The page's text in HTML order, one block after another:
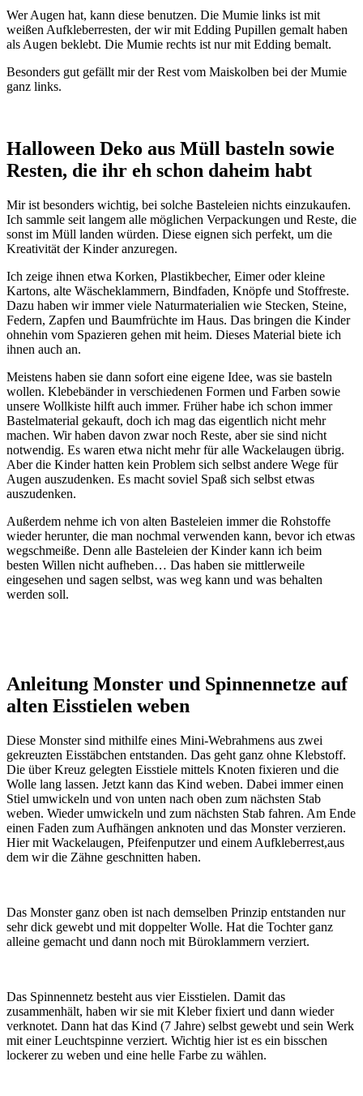
Wer Augen hat, kann diese benutzen. Die Mumie links ist mit
weißen Aufkleberresten, der wir mit Edding Pupillen gemalt haben
als Augen beklebt. Die Mumie rechts ist nur mit Edding bemalt.
Besonders gut gefällt mir der Rest vom Maiskolben bei der Mumie
ganz links.
Halloween Deko aus Müll basteln sowie
Resten, die ihr eh schon daheim habt
Mir ist besonders wichtig, bei solche Basteleien nichts einzukaufen.
Ich sammle seit langem alle möglichen Verpackungen und Reste, die
sonst im Müll landen würden. Diese eignen sich perfekt, um die
Kreativität der Kinder anzuregen.
Ich zeige ihnen etwa Korken, Plastikbecher, Eimer oder kleine
Kartons, alte Wäscheklammern, Bindfaden, Knöpfe und Stoffreste.
Dazu haben wir immer viele Naturmaterialien wie Stecken, Steine,
Federn, Zapfen und Baumfrüchte im Haus. Das bringen die Kinder
ohnehin vom Spazieren gehen mit heim. Dieses Material biete ich
ihnen auch an.
Meistens haben sie dann sofort eine eigene Idee, was sie basteln
wollen. Klebebänder in verschiedenen Formen und Farben sowie
unsere Wollkiste hilft auch immer. Früher habe ich schon immer
Bastelmaterial gekauft, doch ich mag das eigentlich nicht mehr
machen. Wir haben davon zwar noch Reste, aber sie sind nicht
notwendig. Es waren etwa nicht mehr für alle Wackelaugen übrig.
Aber die Kinder hatten kein Problem sich selbst andere Wege für
Augen auszudenken. Es macht soviel Spaß sich selbst etwas
auszudenken.
Außerdem nehme ich von alten Basteleien immer die Rohstoffe
wieder herunter, die man nochmal verwenden kann, bevor ich etwas
wegschmeiße. Denn alle Basteleien der Kinder kann ich beim
besten Willen nicht aufheben… Das haben sie mittlerweile
eingesehen und sagen selbst, was weg kann und was behalten
werden soll.
Anleitung Monster und Spinnennetze auf
alten Eisstielen weben
Diese Monster sind mithilfe eines Mini-Webrahmens aus zwei
gekreuzten Eisstäbchen entstanden. Das geht ganz ohne Klebstoff.
Die über Kreuz gelegten Eisstiele mittels Knoten fixieren und die
Wolle lang lassen. Jetzt kann das Kind weben. Dabei immer einen
Stiel umwickeln und von unten nach oben zum nächsten Stab
weben. Wieder umwickeln und zum nächsten Stab fahren. Am Ende
einen Faden zum Aufhängen anknoten und das Monster verzieren.
Hier mit Wackelaugen, Pfeifenputzer und einem Aufkleberrest,aus
dem wir die Zähne geschnitten haben.
Das Monster ganz oben ist nach demselben Prinzip entstanden nur
sehr dick gewebt und mit doppelter Wolle. Hat die Tochter ganz
alleine gemacht und dann noch mit Büroklammern verziert.
Das Spinnennetz besteht aus vier Eisstielen. Damit das
zusammenhält, haben wir sie mit Kleber fixiert und dann wieder
verknotet. Dann hat das Kind (7 Jahre) selbst gewebt und sein Werk
mit einer Leuchtspinne verziert. Wichtig hier ist es ein bisschen
lockerer zu weben und eine helle Farbe zu wählen.